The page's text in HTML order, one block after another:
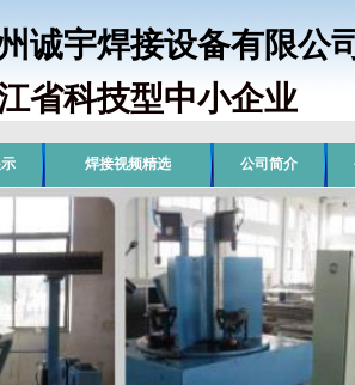
诚宇焊接设备有
省科技型中小企业
焊接视频精选 公司简介